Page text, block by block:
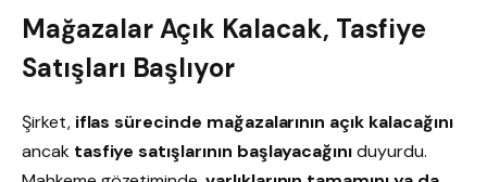
Mağazalar Açık Kalacak, Tasfiye
Satışları Başlıyor
Şirket, iflas sürecinde mağazalarının açık kalacağını
ancak tasfiye satışlarının başlayacağınıduyurdu.